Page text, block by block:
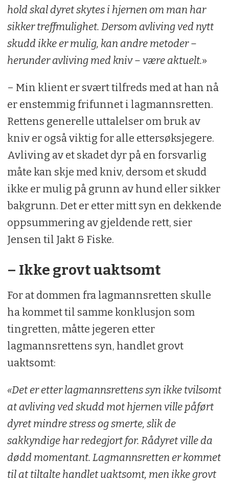
hold skal dyret skytes i hjernen om man har
sikker treffmulighet. Dersom avliving ved nytt
skudd ikke er mulig, kan andre metoder –
herunder avliving med kniv – være aktuelt.»
– Min klient er svært tilfreds med at han nå
er enstemmig frifunnet i lagmannsretten.
Rettens generelle uttalelser om bruk av
kniv er også viktig for alle ettersøksjegere.
Avliving av et skadet dyr på en forsvarlig
måte kan skje med kniv, dersom et skudd
ikke er mulig på grunn av hund eller sikker
bakgrunn. Det er etter mitt syn en dekkende
oppsummering av gjeldende rett, sier
Jensen til Jakt & Fiske.
– Ikke grovt uaktsomt
For at dommen fra lagmannsretten skulle
ha kommet til samme konklusjon som
tingretten, måtte jegeren etter
lagmannsrettens syn, handlet grovt
uaktsomt:
«Det er etter lagmannsrettens syn ikke tvilsomt
at avliving ved skudd mot hjernen ville påført
dyret mindre stress og smerte, slik de
sakkyndige har redegjort for. Rådyret ville da
dødd momentant. Lagmannsretten er kommet
til at tiltalte handlet uaktsomt, men ikke grovt